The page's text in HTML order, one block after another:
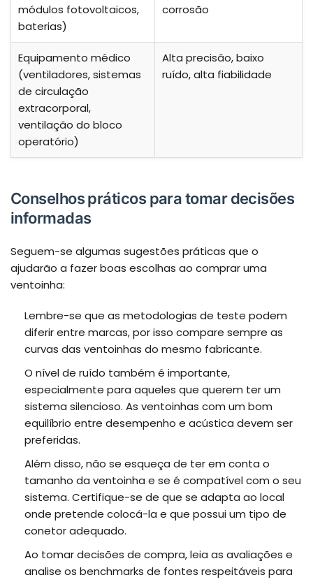
módulos fotovoltaicos,
baterias)
corrosão
Equipamento médico
(ventiladores, sistemas
de circulação
extracorporal,
ventilação do bloco
operatório)
Alta precisão, baixo
ruído, alta fiabilidade
Conselhos práticos para tomar decisões
informadas
Seguem-se algumas sugestões práticas que o
ajudarão a fazer boas escolhas ao comprar uma
ventoinha:
Lembre-se que as metodologias de teste podem
diferir entre marcas, por isso compare sempre as
curvas das ventoinhas do mesmo fabricante.
O nível de ruído também é importante,
especialmente para aqueles que querem ter um
sistema silencioso. As ventoinhas com um bom
equilíbrio entre desempenho e acústica devem ser
preferidas.
Além disso, não se esqueça de ter em conta o
tamanho da ventoinha e se é compatível com o seu
sistema. Certifique-se de que se adapta ao local
onde pretende colocá-la e que possui um tipo de
conetor adequado.
Ao tomar decisões de compra, leia as avaliações e
analise os benchmarks de fontes respeitáveis para